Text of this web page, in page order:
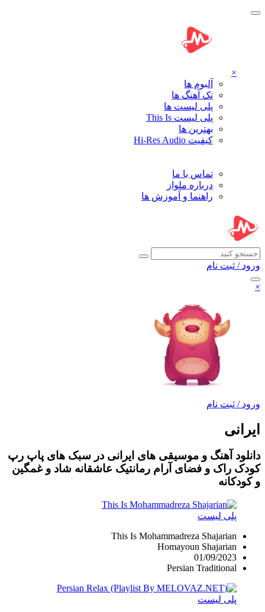
×
آلبوم ها
تک آهنگ ها
پلی لیست ها
پلی لیست This Is
بهترین ها
کیفیت Hi-Res Audio
تماس با ما
درباره ملواز
راهنما و آموزش ها
ورود / ثبت نام
×
ورود / ثبت نام
ایرانی
دانلود آهنگ و موسیقی های ایرانی در سبک های پاپ رپ
کودک راک و فضای آرام رمانتیک عاشقانه شاد و غمگین
و کودکانه
پلی لیست
This Is Mohammadreza Shajarian
Homayoun Shajarian
01/09/2023
Persian Traditional
پلی لیست